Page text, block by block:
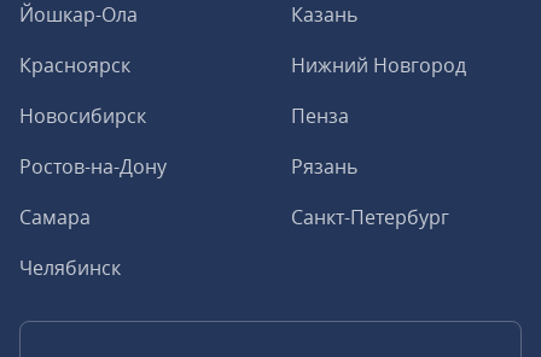
Йошкар-Ола
Казань
Красноярск
Нижний Новгород
Новосибирск
Пенза
Ростов-на-Дону
Рязань
Самара
Санкт-Петербург
Челябинск